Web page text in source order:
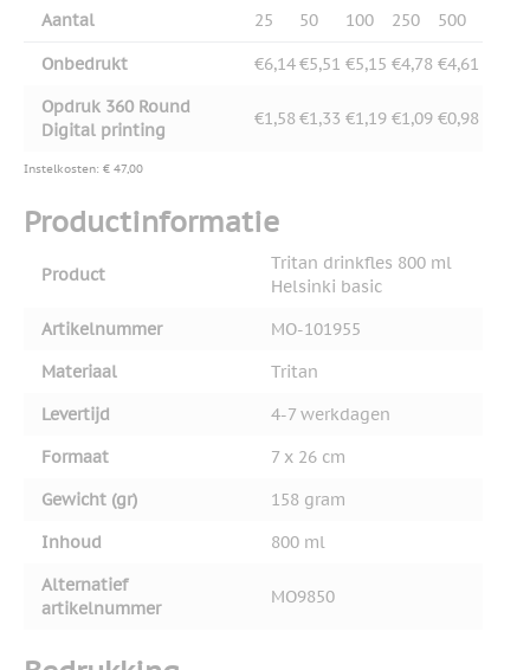
Aantal 25 50 100 250 500
Onbedrukt €6,14€5,51 €5,15 €4,78 €4,61
Opdruk 360 Round
Digital printing
€1,58 €1,33 €1,19 €1,09 €0,98
Instelkosten: € 47,00
Productinformatie
Product
Tritan drinkfles 800 ml
Helsinki basic
Artikelnummer
MO-101955
Materiaal
Tritan
Levertijd
4-7 werkdagen
Formaat
7 x 26 cm
Gewicht (gr)
158 gram
Inhoud
800 ml
Alternatief
artikelnummer
MO9850